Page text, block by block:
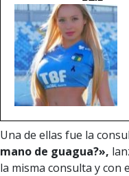
Una de ellas fue la
mano de guagua?»,
la misma consulta y con